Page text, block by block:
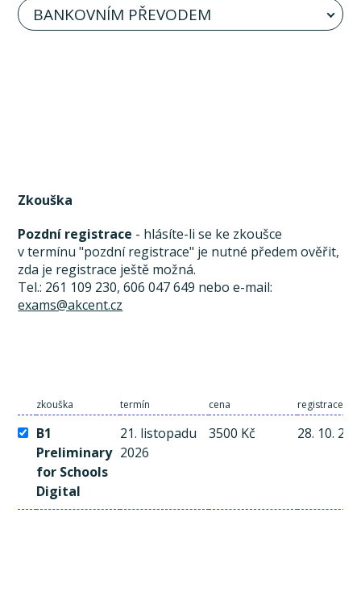
BANKOVNÍM PŘEVODEM
Zkouška
Pozdní registrace - hlásíte-li se ke zkoušce
v termínu "pozdní registrace" je nutné předem ověřit,
zda je registrace ještě možná.
Tel.: 261 109 230, 606 047 649 nebo e-mail:
exams@akcent.cz
zkouška termín cena registrace a
B1
Preliminary
for Schools
Digital
21. listopadu
2026
3500 Kč 28. 10.